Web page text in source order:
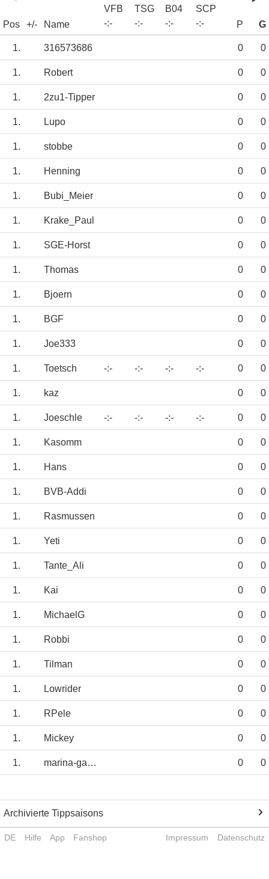
Pos +/- Name
VFB
-:-
TSG
-:-
B04
-:-
SCP
-:- P G
1. 316573686 0 0
1. Robert 0 0
1. 2zu1-Tipper 0 0
1. Lupo 0 0
1. stobbe 0 0
1. Henning 0 0
1. Bubi_Meier 0 0
1. Krake_Paul 0 0
1. SGE-Horst 0 0
1. Thomas 0 0
1. Bjoern 0 0
1. BGF 0 0
1. Joe333 0 0
1. Toetsch -:- -:- -:- -:- 0 0
1. kaz 0 0
1. Joeschle -:- -:- -:- -:- 0 0
1. Kasomm 0 0
1. Hans 0 0
1. BVB-Addi 0 0
1. Rasmussen 0 0
1. Yeti 0 0
1. Tante_Ali 0 0
1. Kai 0 0
1. MichaelG 0 0
1. Robbi 0 0
1. Tilman 0 0
1. Lowrider 0 0
1. RPele 0 0
1. Mickey 0 0
1. marina-garanin 0 0
Archivierte Tippsaisons
DE Hilfe App Fanshop Impressum Datenschutz